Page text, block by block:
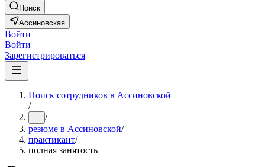
Поиск
Ассиновская
Войти
Войти
Зарегистрироваться
Поиск сотрудников в Ассиновской
/
... /
резюме в Ассиновской/
практикант/
полная занятость